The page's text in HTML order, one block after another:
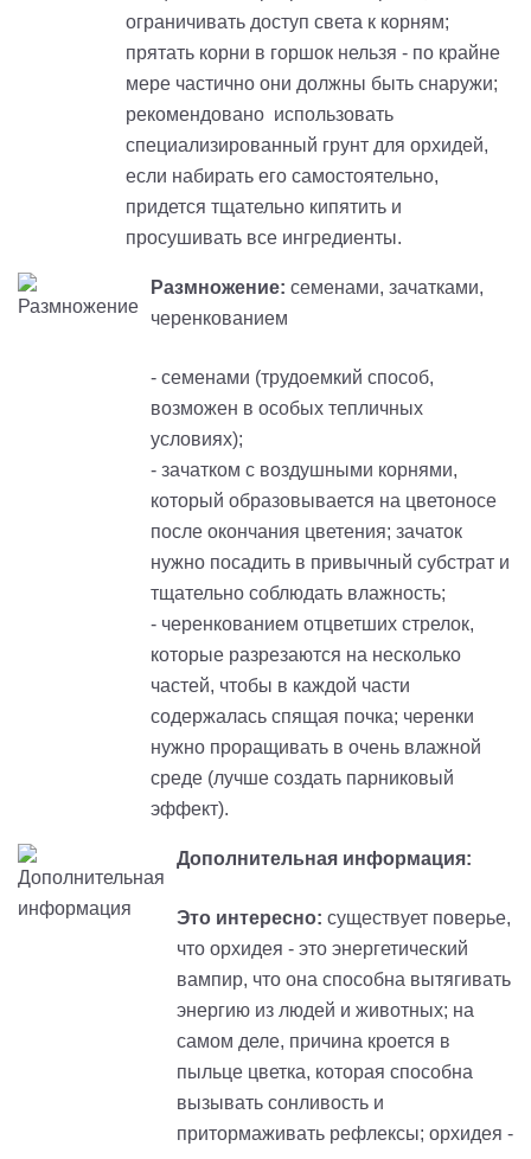
ограничивать доступ света к корням;
прятать корни в горшок нельзя - по крайне
мере частично они должны быть снаружи;
рекомендовано использовать
специализированный грунт для орхидей,
если набирать его самостоятельно,
придется тщательно кипятить и
просушивать все ингредиенты.
Размножение: семенами, зачатками,
черенкованием
- семенами (трудоемкий способ,
возможен в особых тепличных
условиях);
- зачатком с воздушными корнями,
который образовывается на цветоносе
после окончания цветения; зачаток
нужно посадить в привычный субстрат и
тщательно соблюдать влажность;
- черенкованием отцветших стрелок,
которые разрезаются на несколько
частей, чтобы в каждой части
содержалась спящая почка; черенки
нужно проращивать в очень влажной
среде (лучше создать парниковый
эффект).
Дополнительная информация:
Это интересно: существует поверье,
что орхидея - это энергетический
вампир, что она способна вытягивать
энергию из людей и животных; на
самом деле, причина кроется в
пыльце цветка, которая способна
вызывать сонливость и
притормаживать рефлексы; орхидея -